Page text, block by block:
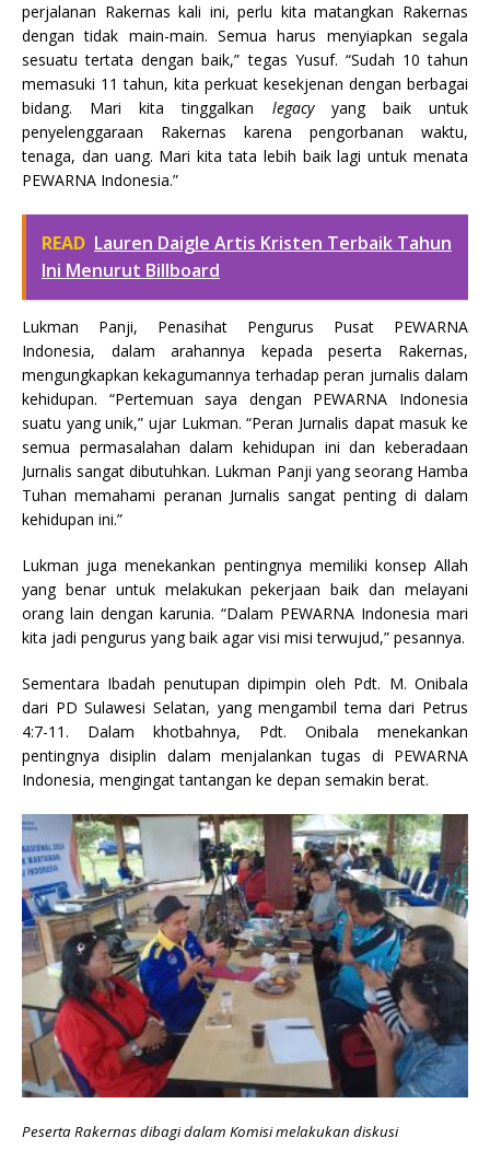
perjalanan Rakernas kali ini, perlu kita matangkan Rakernas
dengan tidak main-main. Semua harus menyiapkan segala
sesuatu tertata dengan baik,” tegas Yusuf. “Sudah 10 tahun
memasuki 11 tahun, kita perkuat kesekjenan dengan berbagai
bidang. Mari kita tinggalkan legacyyang baik untuk
penyelenggaraan Rakernas karena pengorbanan waktu,
tenaga, dan uang. Mari kita tata lebih baik lagi untuk menata
PEWARNA Indonesia.”
READ Lauren Daigle Artis Kristen Terbaik Tahun
Ini Menurut Billboard
Lukman Panji, Penasihat Pengurus Pusat PEWARNA
Indonesia, dalam arahannya kepada peserta Rakernas,
mengungkapkan kekagumannya terhadap peran jurnalis dalam
kehidupan. “Pertemuan saya dengan PEWARNA Indonesia
suatu yang unik,” ujar Lukman. “Peran Jurnalis dapat masuk ke
semua permasalahan dalam kehidupan ini dan keberadaan
Jurnalis sangat dibutuhkan. Lukman Panji yang seorang Hamba
Tuhan memahami peranan Jurnalis sangat penting di dalam
kehidupan ini.”
Lukman juga menekankan pentingnya memiliki konsep Allah
yang benar untuk melakukan pekerjaan baik dan melayani
orang lain dengan karunia. “Dalam PEWARNA Indonesia mari
kita jadi pengurus yang baik agar visi misi terwujud,” pesannya.
Sementara Ibadah penutupan dipimpin oleh Pdt. M. Onibala
dari PD Sulawesi Selatan, yang mengambil tema dari Petrus
4:7-11. Dalam khotbahnya, Pdt. Onibala menekankan
pentingnya disiplin dalam menjalankan tugas di PEWARNA
Indonesia, mengingat tantangan ke depan semakin berat.
Peserta Rakernas dibagi dalam Komisi melakukan diskusi